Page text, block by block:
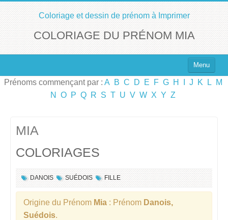
Coloriage et dessin de prénom à Imprimer
COLORIAGE DU PRÉNOM MIA
Menu
Top 100 des Prénoms
Prénoms commençant par : A B C D E F G H J K L
M
N
O P Q R S T U V W X Y Z
MIA
COLORIAGES
DANOIS SUÉDOIS FILLE
Origine du Prénom Mia : Prénom Danois,
Suédois.